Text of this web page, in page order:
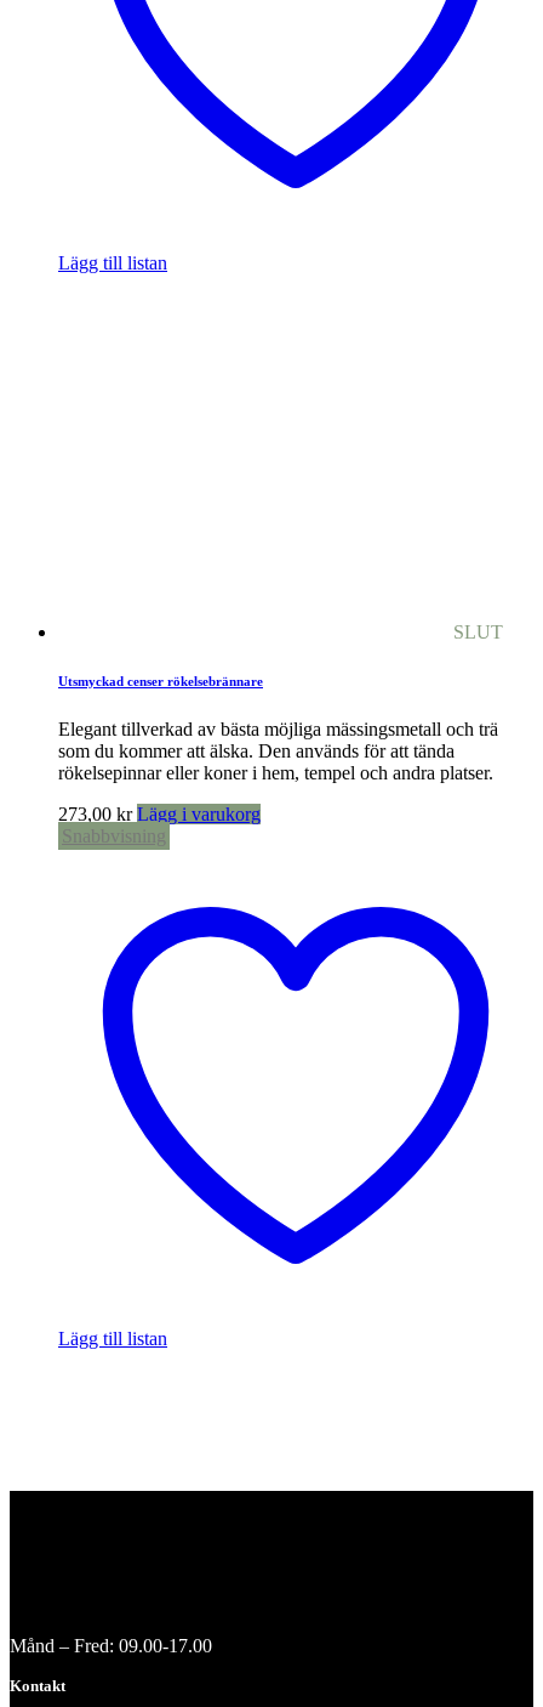
Lägg till listan
SLUT
Utsmyckad censer rökelsebrännare
Elegant tillverkad av bästa möjliga mässingsmetall och trä
som du kommer att älska. Den används för att tända
rökelsepinnar eller koner i hem, tempel och andra platser.
273,00 kr Lägg i varukorg
Snabbvisning
Lägg till listan
Månd – Fred: 09.00-17.00
Kontakt